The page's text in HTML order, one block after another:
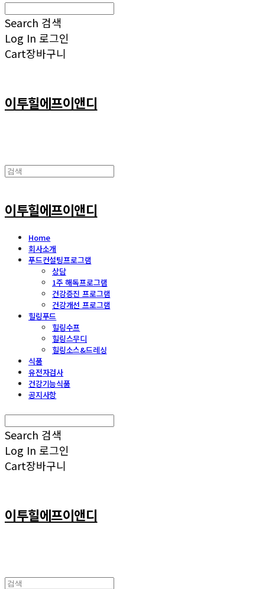
Search 검색
Log In 로그인
Cart장바구니
이투힐에프이앤디
이투힐에프이앤디
Home
회사소개
푸드컨설팅프로그램
상담
1주 해독프로그램
건강증진 프로그램
건강개선 프로그램
힐링푸드
힐링수프
힐링스무디
힐링소스&드레싱
식품
유전자검사
건강기능식품
공지사항
Search 검색
Log In 로그인
Cart장바구니
이투힐에프이앤디